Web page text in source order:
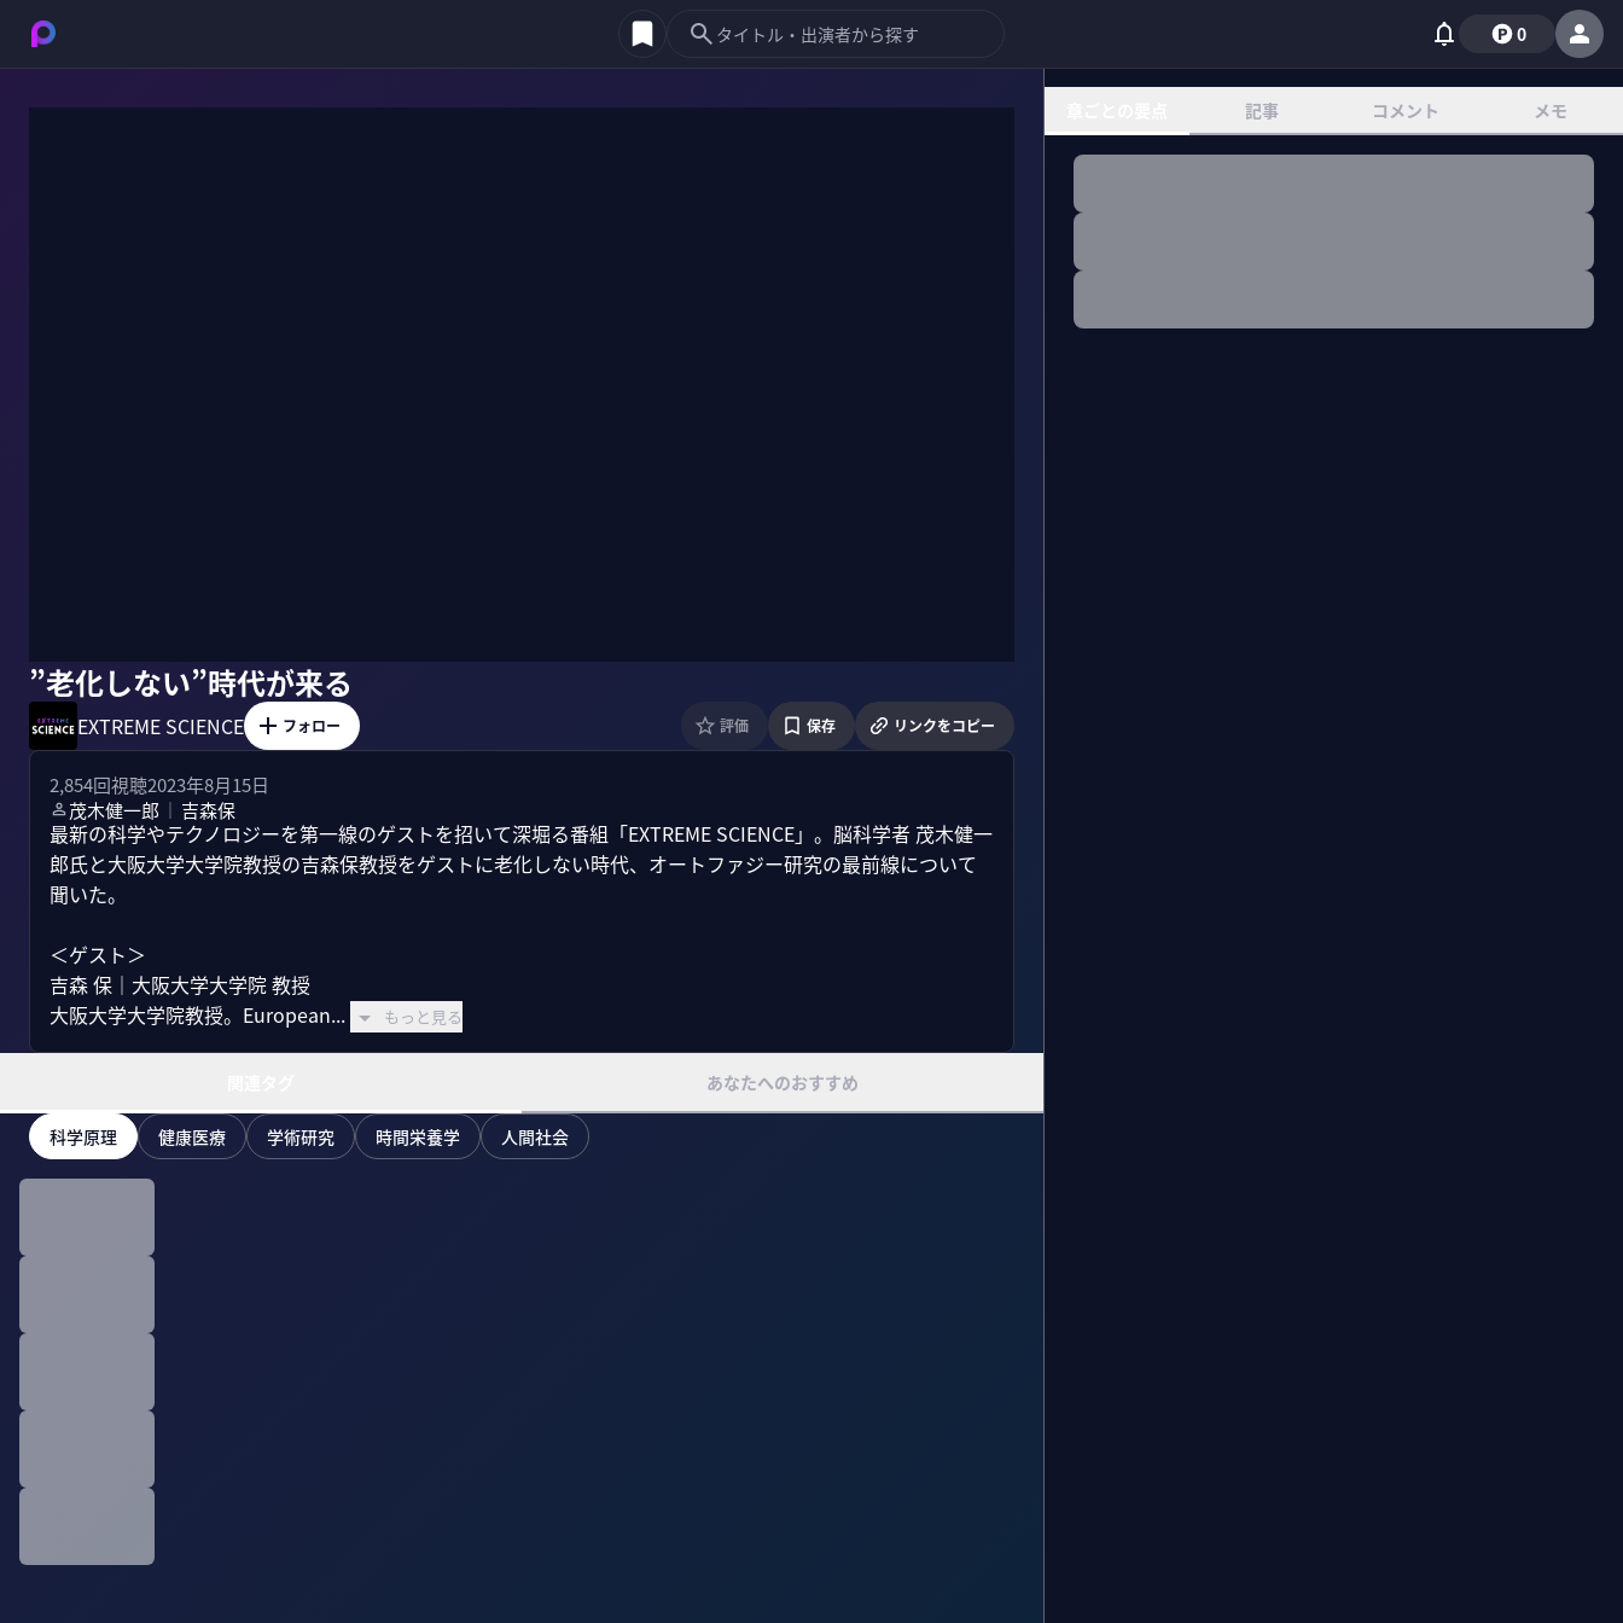
0
”老化しない”時代が来る
EXTREME SCIENCE フォロー 評価 保存 リンクをコピー
2,854回視聴2023年8月15日
茂木健一郎 ｜ 吉森保
最新の科学やテクノロジーを第一線のゲストを招いて深堀る番組「EXTREME SCIENCE」。脳科学者 茂木健一
郎氏と大阪大学大学院教授の吉森保教授をゲストに老化しない時代、オートファジー研究の最前線について
聞いた。
＜ゲスト＞
吉森 保｜大阪大学大学院 教授
大阪大学大学院教授。European...
もっと見る
あなたへのおすすめ
科学原理 健康医療 学術研究 時間栄養学 人間社会
記事 コメント メモ